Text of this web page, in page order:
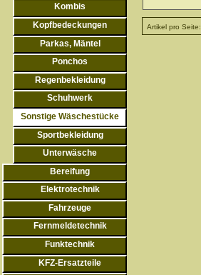
Kombis
Kopfbedeckungen
Parkas, Mäntel
Ponchos
Regenbekleidung
Schuhwerk
Sonstige Wäschestücke
Sportbekleidung
Unterwäsche
Bereifung
Elektrotechnik
Fahrzeuge
Fernmeldetechnik
Funktechnik
KFZ-Ersatzteile
Artikel pro Seite: